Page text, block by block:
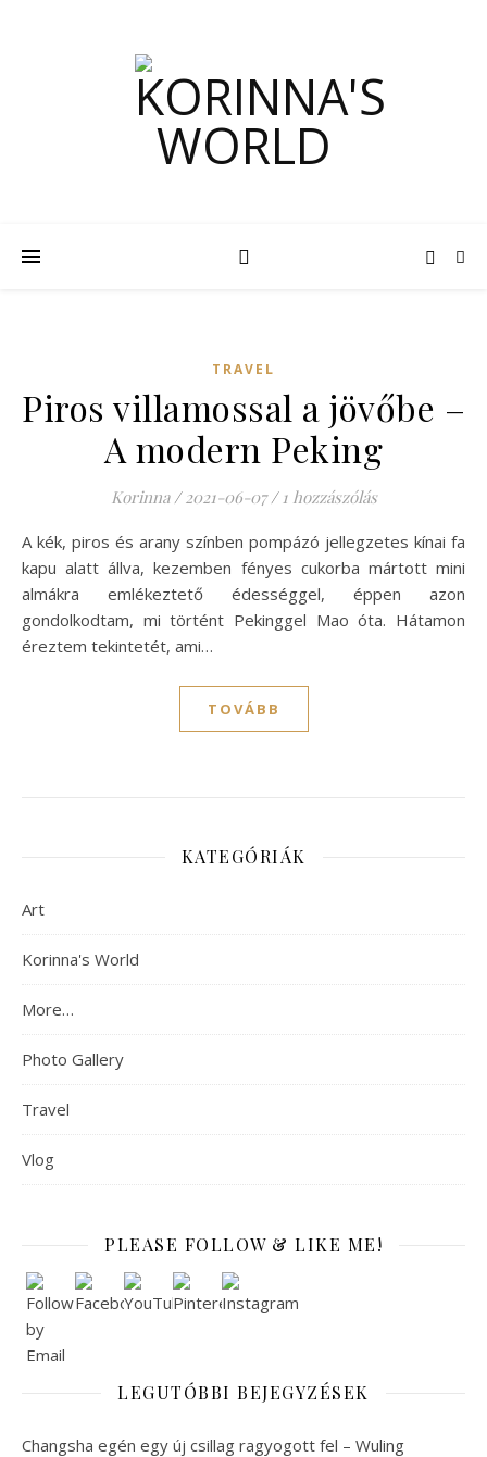
TRAVEL
Piros villamossal a jövőbe –
A modern Peking
Korinna / 2021-06-07 / 1 hozzászólás
A kék, piros és arany színben pompázó jellegzetes kínai fa
kapu alatt állva, kezemben fényes cukorba mártott mini
almákra emlékeztető édességgel, éppen azon
gondolkodtam, mi történt Pekinggel Mao óta. Hátamon
éreztem tekintetét, ami…
TOVÁBB
KATEGÓRIÁK
Art
Korinna's World
More…
Photo Gallery
Travel
Vlog
PLEASE FOLLOW & LIKE ME!
LEGUTÓBBI BEJEGYZÉSEK
Changsha egén egy új csillag ragyogott fel – Wuling